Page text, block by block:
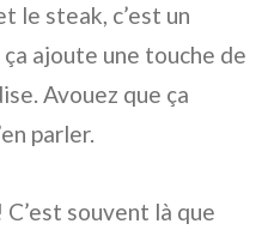
le steak, c’est un
ajoute une touche de
Avouez que ça
parler.
C’est souvent là que